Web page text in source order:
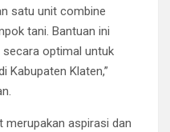
satu unit combine
tani. Bantuan ini
optimal untuk
Kabupaten Klaten,”
merupakan aspirasi dan